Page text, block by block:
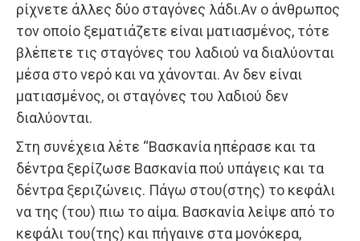
ρίχνετε άλλες δύο σταγόνες λάδι.Αν ο άνθρωπος
τον οποίο ξεματιάζετε είναι ματιασμένος, τότε
βλέπετε τις σταγόνες του λαδιού να διαλύονται
μέσα στο νερό και να χάνονται. Αν δεν είναι
ματιασμένος, οι σταγόνες του λαδιού δεν
διαλύονται.
Στη συνέχεια λέτε “Βασκανία ηπέρασε και τα
δέντρα ξερίζωσε Βασκανία πού υπάγεις και τα
δέντρα ξεριζώνεις. Πάγω στου(στης) το κεφάλι
να της (του) πιω το αίμα. Βασκανία λείψε από το
κεφάλι του(της) και πήγαινε στα μονόκερα,